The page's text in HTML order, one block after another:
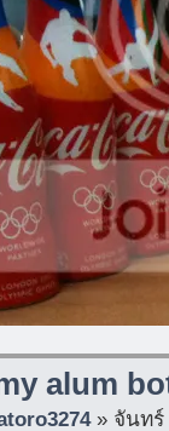
alum
» จันทร์